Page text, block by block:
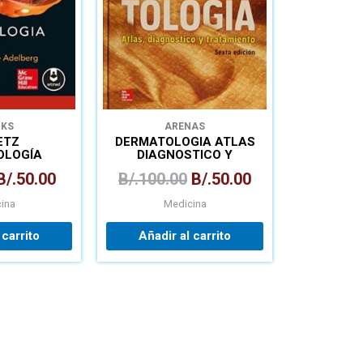
.50.00
ARENAS
DERMATOLOGIA ATLAS
DIAGNOSTICO Y
B/.100.00 B/.50.00
Medicina
Añadir al carrito